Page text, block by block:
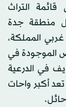
قائمة التراث
منطقة جدة
المملكة،
الموجودة في
في الدرعية
أكبر واحات